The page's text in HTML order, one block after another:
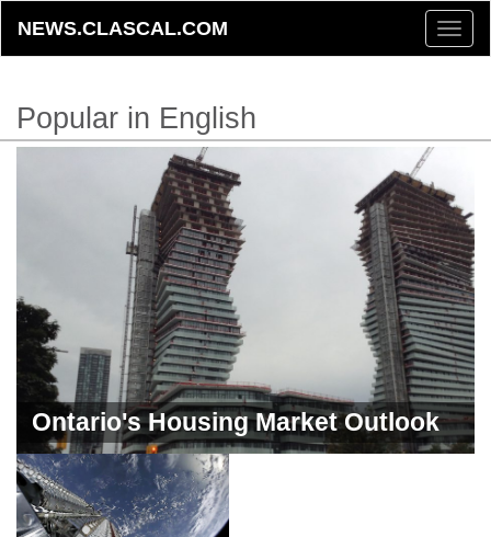
Toggle
NEWS.CLASCAL.COM
Popular in English
Ontario's Housing Market Outlook
for 2024